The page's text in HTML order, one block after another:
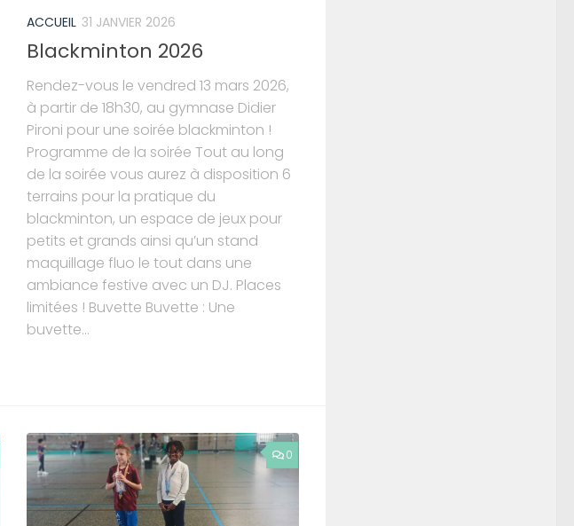
ACCUEIL 31 JANVIER 2026
Blackminton 2026
Rendez-vous le vendred 13 mars 2026,
à partir de 18h30, au gymnase Didier
Pironi pour une soirée blackminton !
Programme de la soirée Tout au long
de la soirée vous aurez à disposition 6
terrains pour la pratique du
blackminton, un espace de jeux pour
petits et grands ainsi qu’un stand
maquillage fluo le tout dans une
ambiance festive avec un DJ. Places
limitées ! Buvette Buvette : Une
buvette...
0